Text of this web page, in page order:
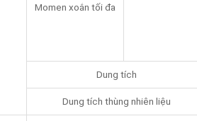
Momen xoắn tối đa
Dung tích
Dung tích thùng nhiên liệu